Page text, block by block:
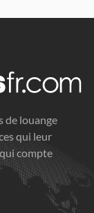
de louange
qui leur
compte